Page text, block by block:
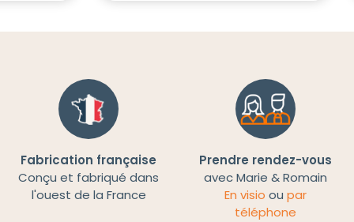
Fabrication française
Conçu et fabriqué dans
l'ouest de la France
Prendre rendez-vous
avec Marie & Romain
En visio ou par
téléphone